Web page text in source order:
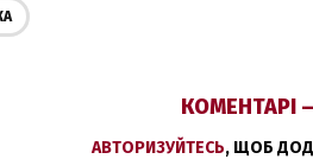
КОМЕНТАРІ
АВТОРИЗУЙТЕСЬ, ЩОБ